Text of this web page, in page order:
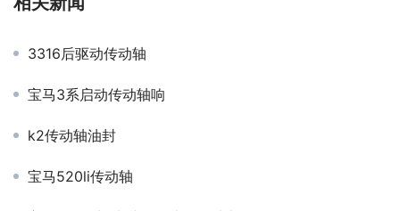
3316后驱动传动轴
宝马3系启动传动轴响
k2传动轴油封
宝马520li传动轴